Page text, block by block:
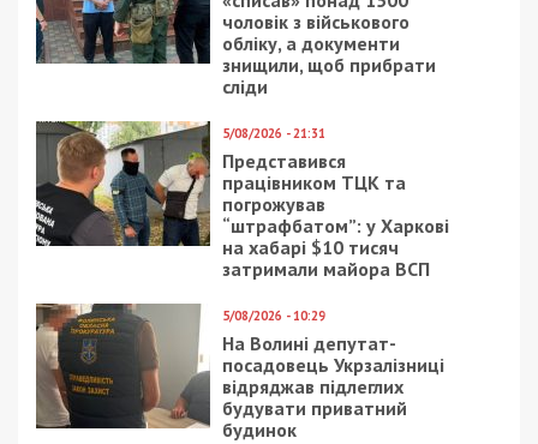
чоловік з військового
обліку, а документи
знищили, щоб прибрати
сліди
5/08/2026 - 21:31
Представився
працівником ТЦК та
погрожував
“штрафбатом”: у Харкові
на хабарі $10 тисяч
затримали майора ВСП
5/08/2026 - 10:29
На Волині депутат-
посадовець Укрзалізниці
відряджав підлеглих
будувати приватний
будинок